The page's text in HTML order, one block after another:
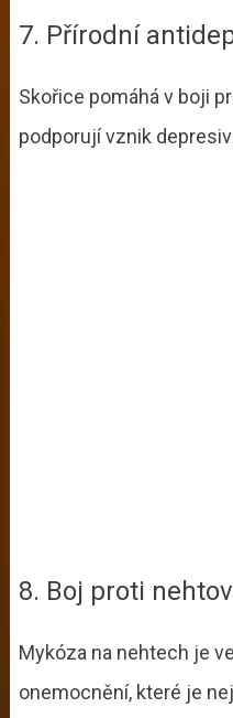
7. Přírodní
Skořice pomáhá v boji
podporují vznik
8. Boj proti
Mykóza na nehtech je
onemocnění, které je